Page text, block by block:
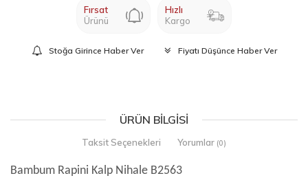
Fırsat
Ürünü
Hızlı
Kargo
Stoğa Girince Haber Ver Fiyatı Düşünce Haber Ver
ÜRÜN BILGISI
Taksit Seçenekleri Yorumlar (0)
Bambum Rapini Kalp Nihale B2563